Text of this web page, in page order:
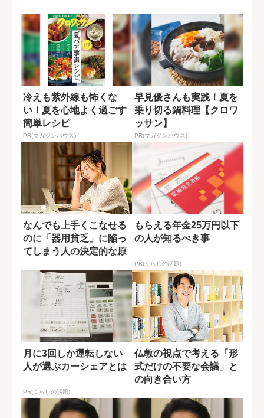
冷えも紫外線も怖くな
い！夏を心地よく過ごす
簡単レシピ
PR(マガジンハウス)
早見優さんも実践！夏を
乗り切る鍋料理【クロワ
ッサン】
PR(マガジンハウス)
なんでも上手くこなせる
のに「器用貧乏」に陥っ
てしまう人の決定的な原
もらえる年金25万円以下
の人が知るべき事
PR(くらしの話題)
月に3回しか運転しない
人が選ぶカーシェアとは
PR(くらしの話題)
仏教の視点で考える「形
式だけの不要な会議」と
の向き合い方